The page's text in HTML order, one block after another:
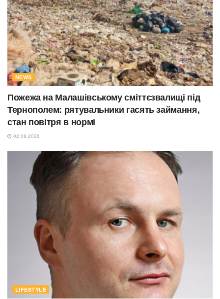
NEWS
Пожежа на Малашівському сміттєзвалищі під
Тернополем: рятувальники гасять займання,
стан повітря в нормі
02.08.2026
LIFESTYLE